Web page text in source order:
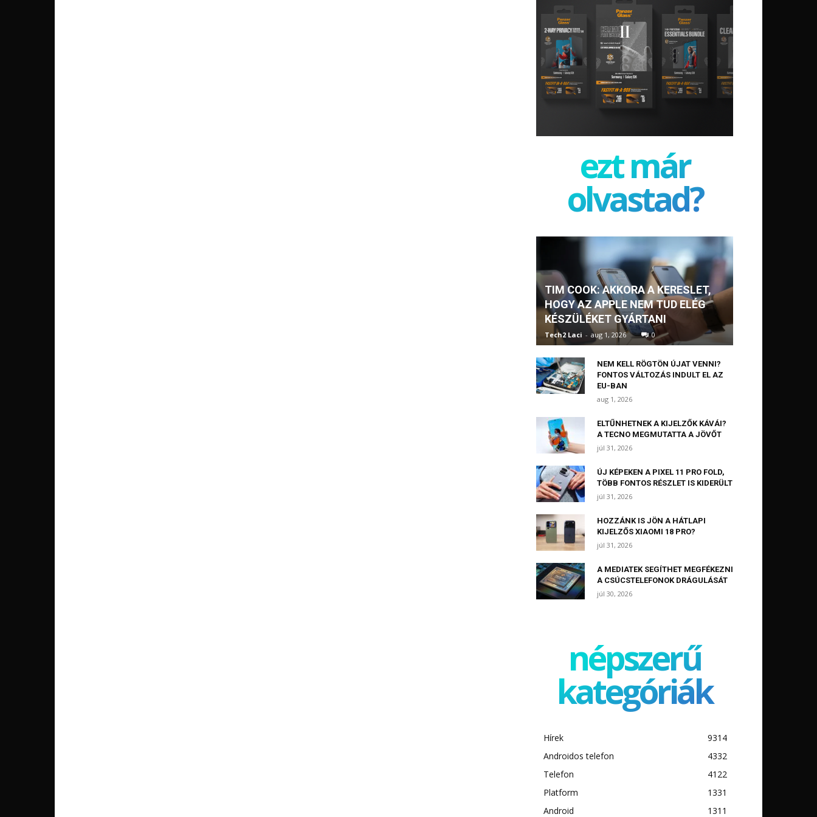
ezt már
olvastad?
TIM COOK: AKKORA A KERESLET,
HOGY AZ APPLE NEM TUD ELÉG
KÉSZÜLÉKET GYÁRTANI
Tech2 Laci - aug 1, 2026 0
NEM KELL RÖGTÖN ÚJAT VENNI?
FONTOS VÁLTOZÁS INDULT EL AZ
EU-BAN
aug 1, 2026
ELTŰNHETNEK A KIJELZŐK KÁVÁI?
A TECNO MEGMUTATTA A JÖVŐT
júl 31, 2026
ÚJ KÉPEKEN A PIXEL 11 PRO FOLD,
TÖBB FONTOS RÉSZLET IS KIDERÜLT
júl 31, 2026
HOZZÁNK IS JÖN A HÁTLAPI
KIJELZŐS XIAOMI 18 PRO?
júl 31, 2026
A MEDIATEK SEGÍTHET MEGFÉKEZNI
A CSÚCSTELEFONOK DRÁGULÁSÁT
júl 30, 2026
népszerű
kategóriák
Hírek
9314
Androidos telefon
4332
Telefon
4122
Platform
1331
Android
1311